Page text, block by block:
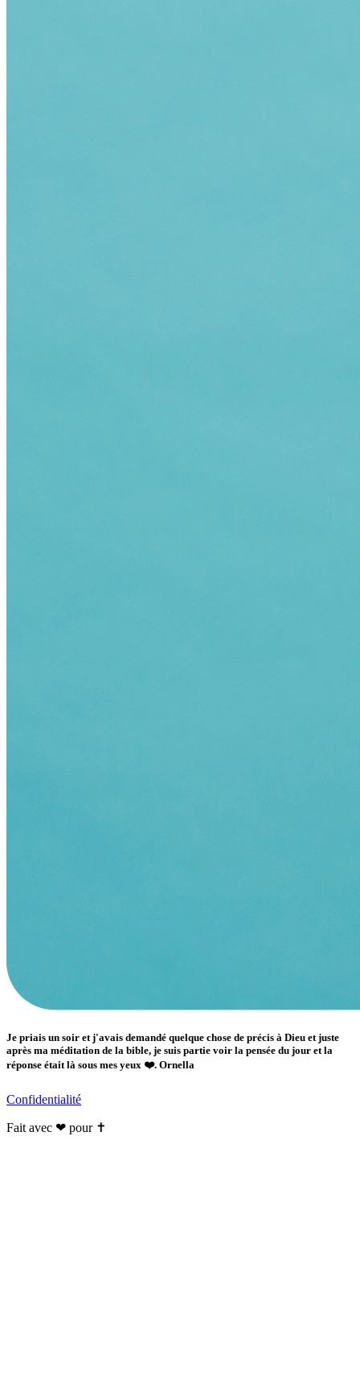
Je priais un soir et j'avais demandé quelque chose de précis à Dieu et juste
après ma méditation de la bible, je suis partie voir la pensée du jour et la
réponse était là sous mes yeux ❤️. Ornella
Confidentialité
Fait avec ❤ pour ✝️️